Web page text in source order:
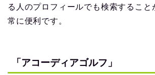
る人のプロフィールでも検索すること
常に便利です。
「アコーディアゴルフ」